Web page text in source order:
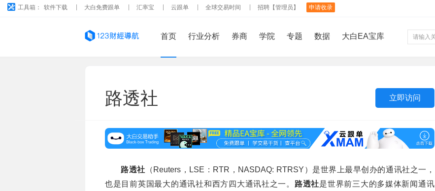
工具箱： 软件下载 大白免费跟单 汇率宝 云跟单 全球交易时间 招聘【管理员】 申请收录
首页 行业分析 券商 学院 专题 数据 大白EA宝库
路透社 立即访问
路透社 （Reuters，LSE：RTR，NASDAQ: RTRSY）是世界上最早创办的通讯社之一，
也是目前英国最大的通讯社和西方四大通讯社之一。 路透社是世界前三大的多媒体新闻通讯